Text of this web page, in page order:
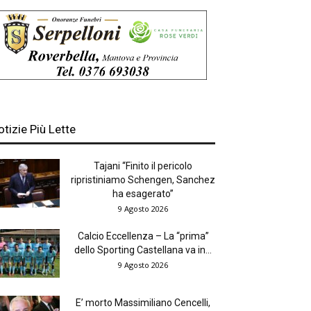
Più Lette
Tajani “Finito il pericolo
ripristiniamo Schengen, Sanchez
ha esagerato”
9 Agosto 2026
Calcio Eccellenza – La “prima”
dello Sporting Castellana va in...
9 Agosto 2026
E’ morto Massimiliano Cencelli,